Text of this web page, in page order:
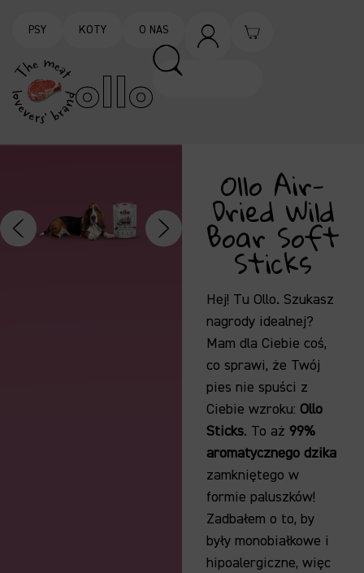
PSY KOTY O NAS
Ollo Air-
Dried Wild
Boar Soft
Sticks
Hej! Tu Ollo. Szukasz
nagrody idealnej?
Mam dla Ciebie coś,
co sprawi, że Twój
pies nie spuści z
Ciebie wzroku: Ollo
Sticks. To aż 99%
aromatycznego dzika
zamkniętego w
formie paluszków!
Zadbałem o to, by
były monobiałkowe i
hipoalergiczne, więc